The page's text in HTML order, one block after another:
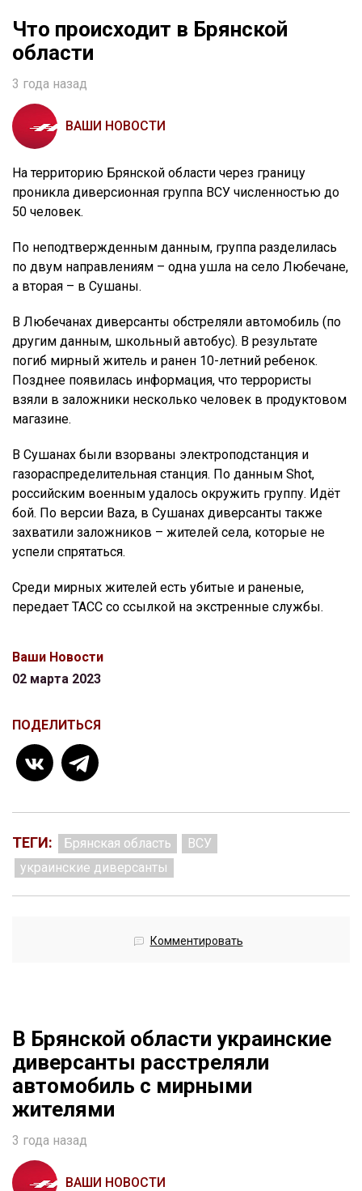
Что происходит в Брянской
области
3 года назад
ВАШИ НОВОСТИ
На территорию Брянской области через границу
проникла диверсионная группа ВСУ численностью до
50 человек.
По неподтвержденным данным, группа разделилась
по двум направлениям – одна ушла на село Любечане,
а вторая – в Сушаны.
В Любечанах диверсанты обстреляли автомобиль (по
другим данным, школьный автобус). В результате
погиб мирный житель и ранен 10-летний ребенок.
Позднее появилась информация, что террористы
взяли в заложники несколько человек в продуктовом
магазине.
В Сушанах были взорваны электроподстанция и
газораспределительная станция. По данным Shot,
российским военным удалось окружить группу. Идёт
бой. По версии Baza, в Сушанах диверсанты также
захватили заложников – жителей села, которые не
успели спрятаться.
Среди мирных жителей есть убитые и раненые,
передает ТАСС со ссылкой на экстренные службы.
Ваши Новости
02 марта 2023
ПОДЕЛИТЬСЯ
ТЕГИ: Брянская область
ВСУ
украинские диверсанты
Комментировать
В Брянской области украинские
диверсанты расстреляли
автомобиль с мирными
жителями
3 года назад
ВАШИ НОВОСТИ